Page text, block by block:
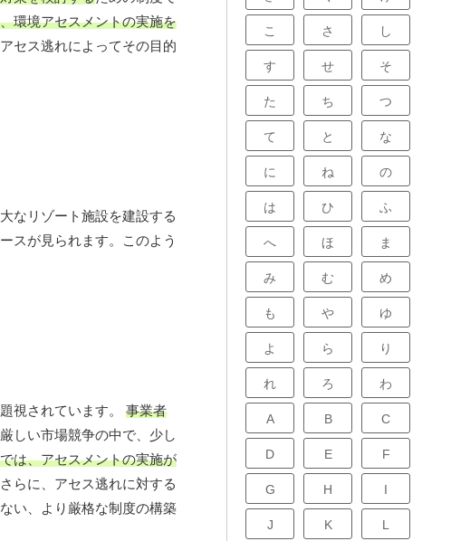
環境アセスメントの実施を
セス逃れによってその目的
なリゾート施設を建設する
スが見られます。このよう
視されています。 事業者
厳しい市場競争の中で、少し
は、アセスメントの実施が
らに、アセス逃れに対する
い、より厳格な制度の構築
こ さ し
す せ そ
た ち つ
て と な
に ね の
は ひ ふ
へ ほ ま
み む め
も や ゆ
よ ら り
れ ろ わ
A B C
D E F
G H I
J K L